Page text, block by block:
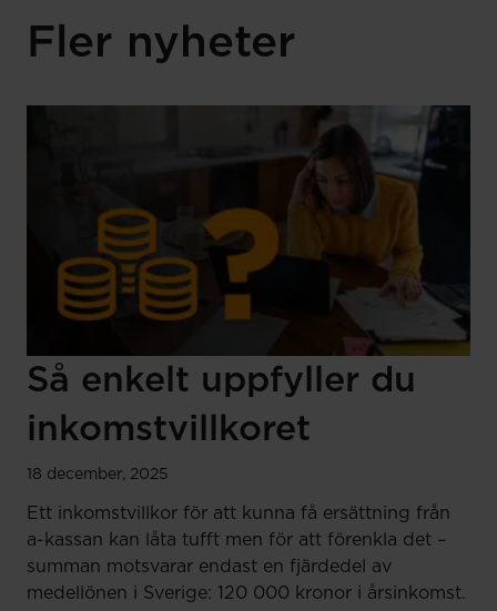
Fler nyheter
Så enkelt uppfyller du
inkomstvillkoret
18 december, 2025
Ett inkomstvillkor för att kunna få ersättning från
a-kassan kan låta tufft men för att förenkla det –
summan motsvarar endast en fjärdedel av
medellönen i Sverige: 120 000 kronor i årsinkomst.